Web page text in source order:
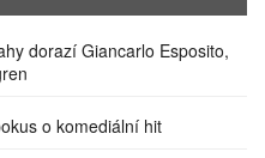
dorazí Giancarlo Esposito,
o komediální hit